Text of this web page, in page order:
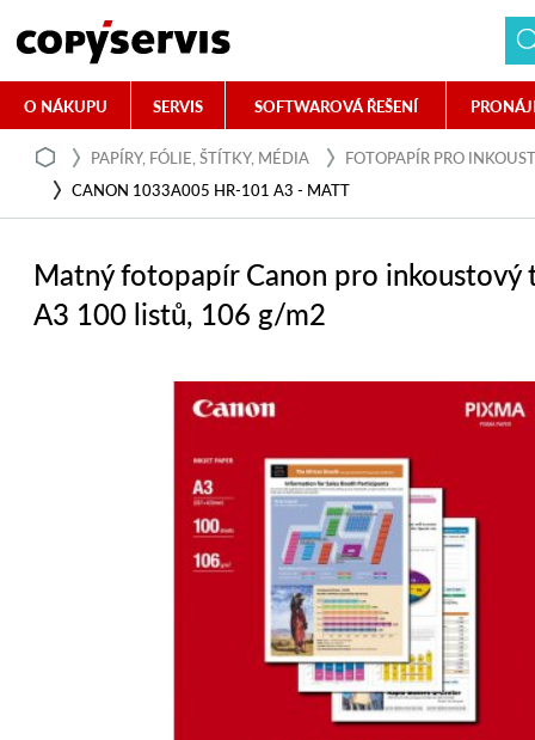
O NÁKUPU SERVIS SOFTWAROVÁ ŘEŠENÍ
PAPÍRY, FÓLIE, ŠTÍTKY, MÉDIA
FOTOPAPÍR PRO INKOUST
CANON 1033A005 HR-101 A3 - MATT
Matný fotopapír Canon pro inkoustový
A3 100 listů, 106 g/m2